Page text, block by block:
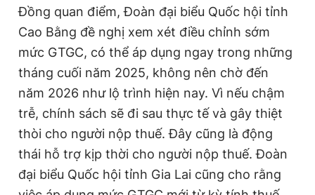
Đồng quan điểm, Đoàn đại biểu Quốc hội tỉnh
Cao Bằng đề nghị xem xét điều chỉnh sớm
mức GTGC, có thể áp dụng ngay trong những
tháng cuối năm 2025, không nên chờ đến
năm 2026 như lộ trình hiện nay. Vì nếu chậm
trễ, chính sách sẽ đi sau thực tế và gây thiệt
thòi cho người nộp thuế. Đây cũng là động
thái hỗ trợ kịp thời cho người nộp thuế. Đoàn
đại biểu Quốc hội tỉnh Gia Lai cũng cho rằng